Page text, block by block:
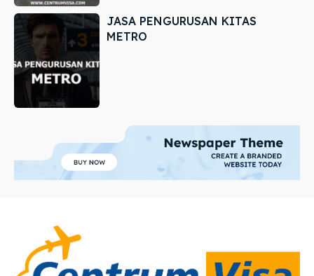
JASA PENGURUSAN KITAS
METRO